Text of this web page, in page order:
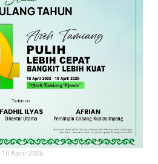
10 April 2026